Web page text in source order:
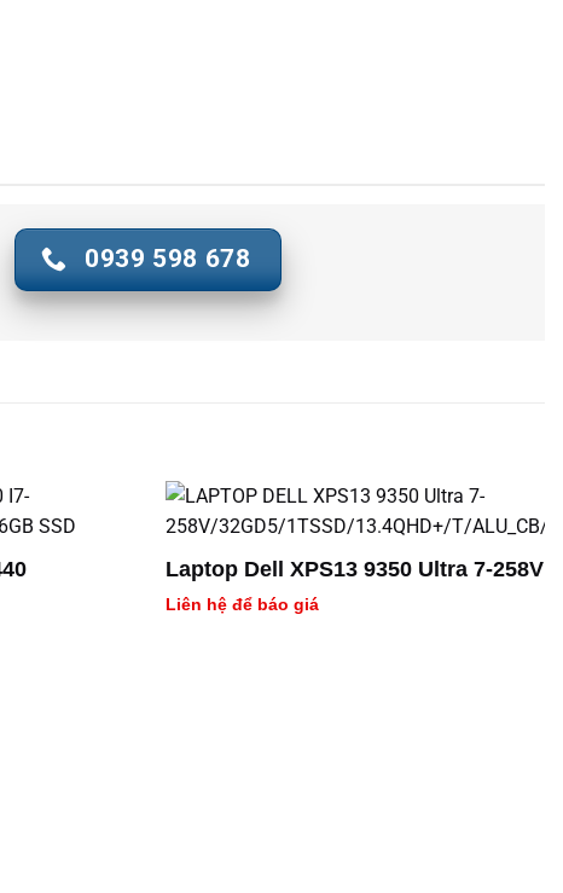
0939 598 678
Laptop Dell XPS13 9350 Ultra 7-258V
Liên hệ để báo giá